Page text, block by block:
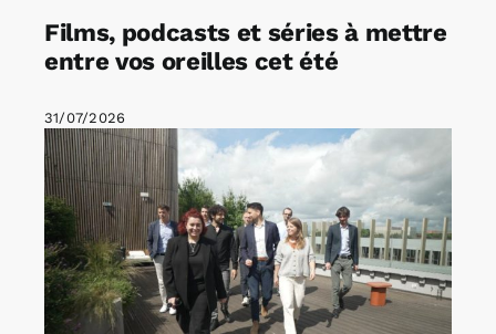
Films, podcasts et séries à mettre
entre vos oreilles cet été
31/07/2026